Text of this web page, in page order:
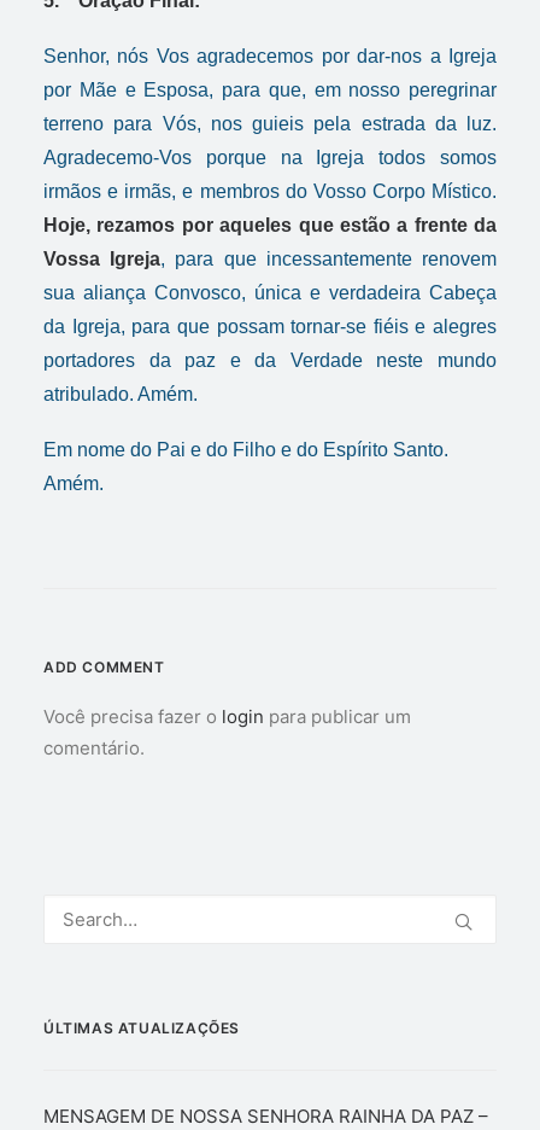
Senhor, nós Vos agradecemos por dar-nos a Igreja
por Mãe e Esposa, para que, em nosso peregrinar
terreno para Vós, nos guieis pela estrada da luz.
Agradecemo-Vos porque na Igreja todos somos
irmãos e irmãs, e membros do Vosso Corpo Místico.
Hoje, rezamos por aqueles que estão a frente da
Vossa Igreja, para que incessantemente renovem
sua aliança Convosco, única e verdadeira Cabeça
da Igreja, para que possam tornar-se fiéis e alegres
portadores da paz e da Verdade neste mundo
atribulado. Amém.
Em nome do Pai e do Filho e do Espírito Santo.
Amém.
ADD COMMENT
Você precisa fazer o login para publicar um
comentário.
ÚLTIMAS ATUALIZAÇÕES
MENSAGEM DE NOSSA SENHORA RAINHA DA PAZ –